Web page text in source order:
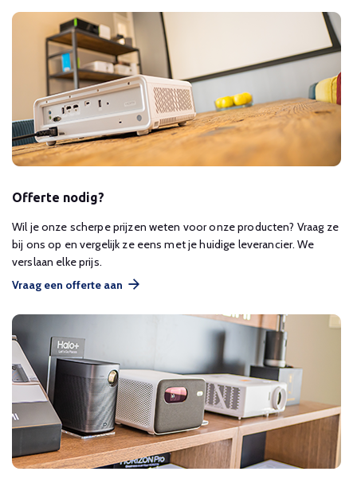
Offerte nodig?
Wil je onze scherpe prijzen weten voor onze producten? Vraag ze
bij ons op en vergelijk ze eens met je huidige leverancier. We
verslaan elke prijs.
Vraag een offerte aan